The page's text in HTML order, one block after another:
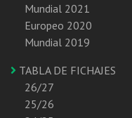
Mundial 2021
Europeo 2020
Mundial 2019
TABLA DE FICHAJES
26/27
25/26